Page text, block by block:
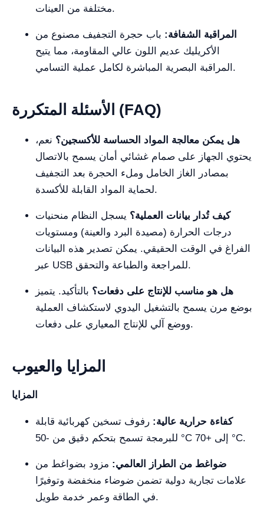
مختلفة من العينات.
المراقبة الشفافة: باب حجرة التجفيف مصنوع من
الأكريليك عديم اللون عالي المقاومة، مما يتيح
المراقبة البصرية المباشرة لكامل عملية التسامي.
الأسئلة المتكررة (FAQ)
هل يمكن معالجة المواد الحساسة للأكسجين؟ نعم،
يحتوي الجهاز على صمام غشائي أمان يسمح بالاتصال
بمصادر الغاز الخامل وملء الحجرة بعد التجفيف
لحماية المواد القابلة للأكسدة.
كيف تُدار بيانات العملية؟ يسجل النظام منحنيات
درجات الحرارة (مصيدة البرد والعينة) ومستويات
الفراغ في الوقت الحقيقي. يمكن تصدير هذه البيانات
عبر USB للمراجعة والطباعة والتحقق.
هل هو مناسب للإنتاج على دفعات؟ بالتأكيد. يتميز
بوضع مرن يسمح بالتشغيل اليدوي لاستكشاف العملية
ووضع آلي للإنتاج المعياري على دفعات.
المزايا والعيوب
المزايا
كفاءة حرارية عالية: رفوف تسخين كهربائية قابلة
للبرمجة تسمح بتحكم دقيق من -50 °C إلى +70 °C.
ضواغط من الطراز العالمي: مزود بضواغط من
علامات تجارية دولية تضمن ضوضاء منخفضة وتوفيرًا
في الطاقة وعمر خدمة طويل.